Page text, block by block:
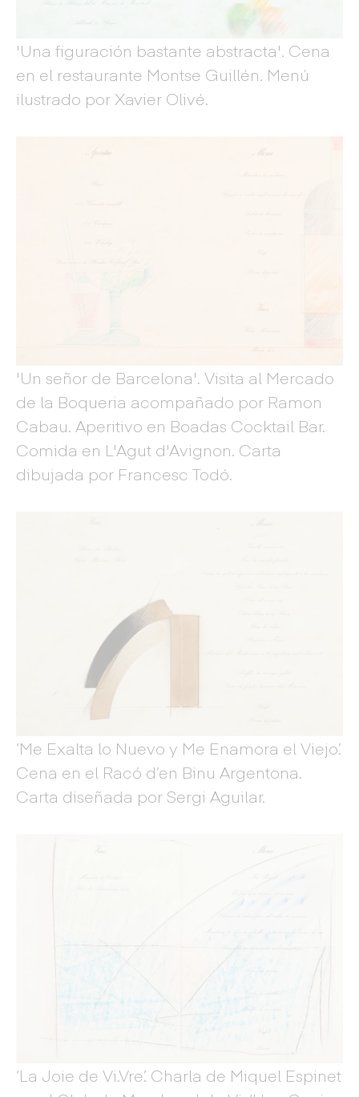
'Una figuración bastante abstracta'. Cena
en el restaurante Montse Guillén. Menú
ilustrado por Xavier Olivé.
'Un señor de Barcelona'. Visita al Mercado
de la Boqueria acompañado por Ramon
Cabau. Aperitivo en Boadas Cocktail Bar.
Comida en L'Agut d'Avignon. Carta
dibujada por Francesc Todó.
‘Me Exalta lo Nuevo y Me Enamora el Viejo’.
Cena en el Racó d’en Binu Argentona.
Carta diseñada por Sergi Aguilar.
‘La Joie de Vi.Vre’. Charla de Miquel Espinet